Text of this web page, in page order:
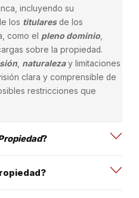
incluyendo su
los titularesde los
como el pleno dominio
sobre la propiedad.
naturalezay limitaciones
clara y comprensible de
restricciones que
?